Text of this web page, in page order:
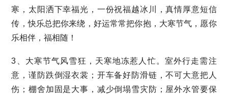
寒，太阳洒下幸福光，一份祝福越冰川，真情厚意短信
传，快乐总把你来绕，好运常常把你抱，大寒节气，愿你
乐相伴，福相随！
3、大寒节气风雪狂，天寒地冻惹人忙。室外行走需注
意，谨防跌倒湿衣裳；开车备好防滑链，不可大意把人
伤；棚舍加固是大事，减少倒塌雪灾防；屋外水管要保